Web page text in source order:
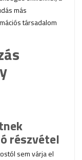
más
társadalom
részvétel
sem várja el